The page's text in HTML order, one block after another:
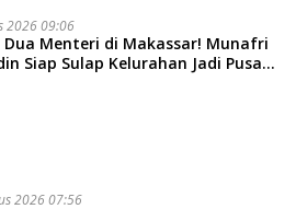
2026 09:06
Dua Menteri di Makassar! Munafri
Siap Sulap Kelurahan Jadi Pusat
2026 07:56